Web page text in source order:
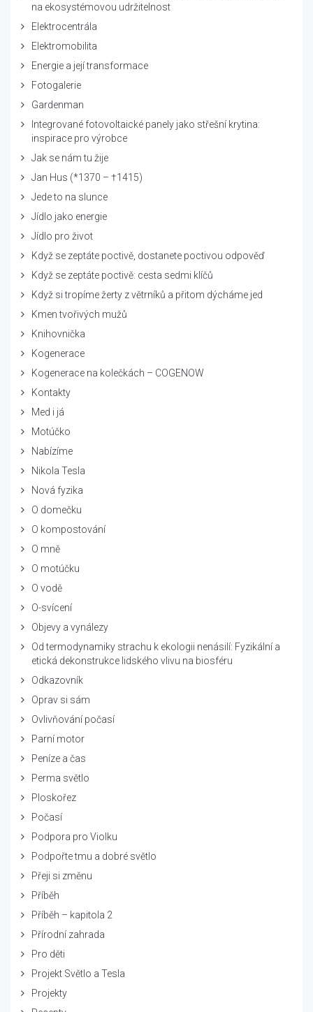
na ekosystémovou udržitelnost
Elektrocentrála
Elektromobilita
Energie a její transformace
Fotogalerie
Gardenman
Integrované fotovoltaické panely jako střešní krytina:
inspirace pro výrobce
Jak se nám tu žije
Jan Hus (*1370 – †1415)
Jede to na slunce
Jídlo jako energie
Jídlo pro život
Když se zeptáte poctivě, dostanete poctivou odpověď
Když se zeptáte poctivě: cesta sedmi klíčů
Když si tropíme žerty z větrníků a přitom dýcháme jed
Kmen tvořivých mužů
Knihovnička
Kogenerace
Kogenerace na kolečkách – COGENOW
Kontakty
Med i já
Motúčko
Nabízíme
Nikola Tesla
Nová fyzika
O domečku
O kompostování
O mně
O motúčku
O vodě
O-svícení
Objevy a vynálezy
Od termodynamiky strachu k ekologii nenásilí: Fyzikální a
etická dekonstrukce lidského vlivu na biosféru
Odkazovník
Oprav si sám
Ovlivňování počasí
Parní motor
Peníze a čas
Perma světlo
Ploskořez
Počasí
Podpora pro Violku
Podpořte tmu a dobré světlo
Přeji si změnu
Příběh
Příběh – kapitola 2
Přírodní zahrada
Pro děti
Projekt Světlo a Tesla
Projekty